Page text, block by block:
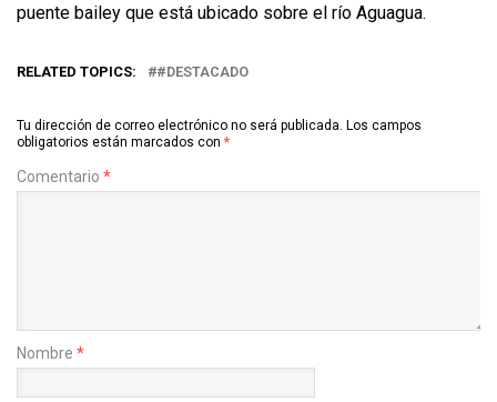
puente bailey que está ubicado sobre el río Aguagua.
RELATED TOPICS: #DESTACADO
Tu dirección de correo electrónico no será publicada. Los campos
obligatorios están marcados con *
Comentario *
Nombre *